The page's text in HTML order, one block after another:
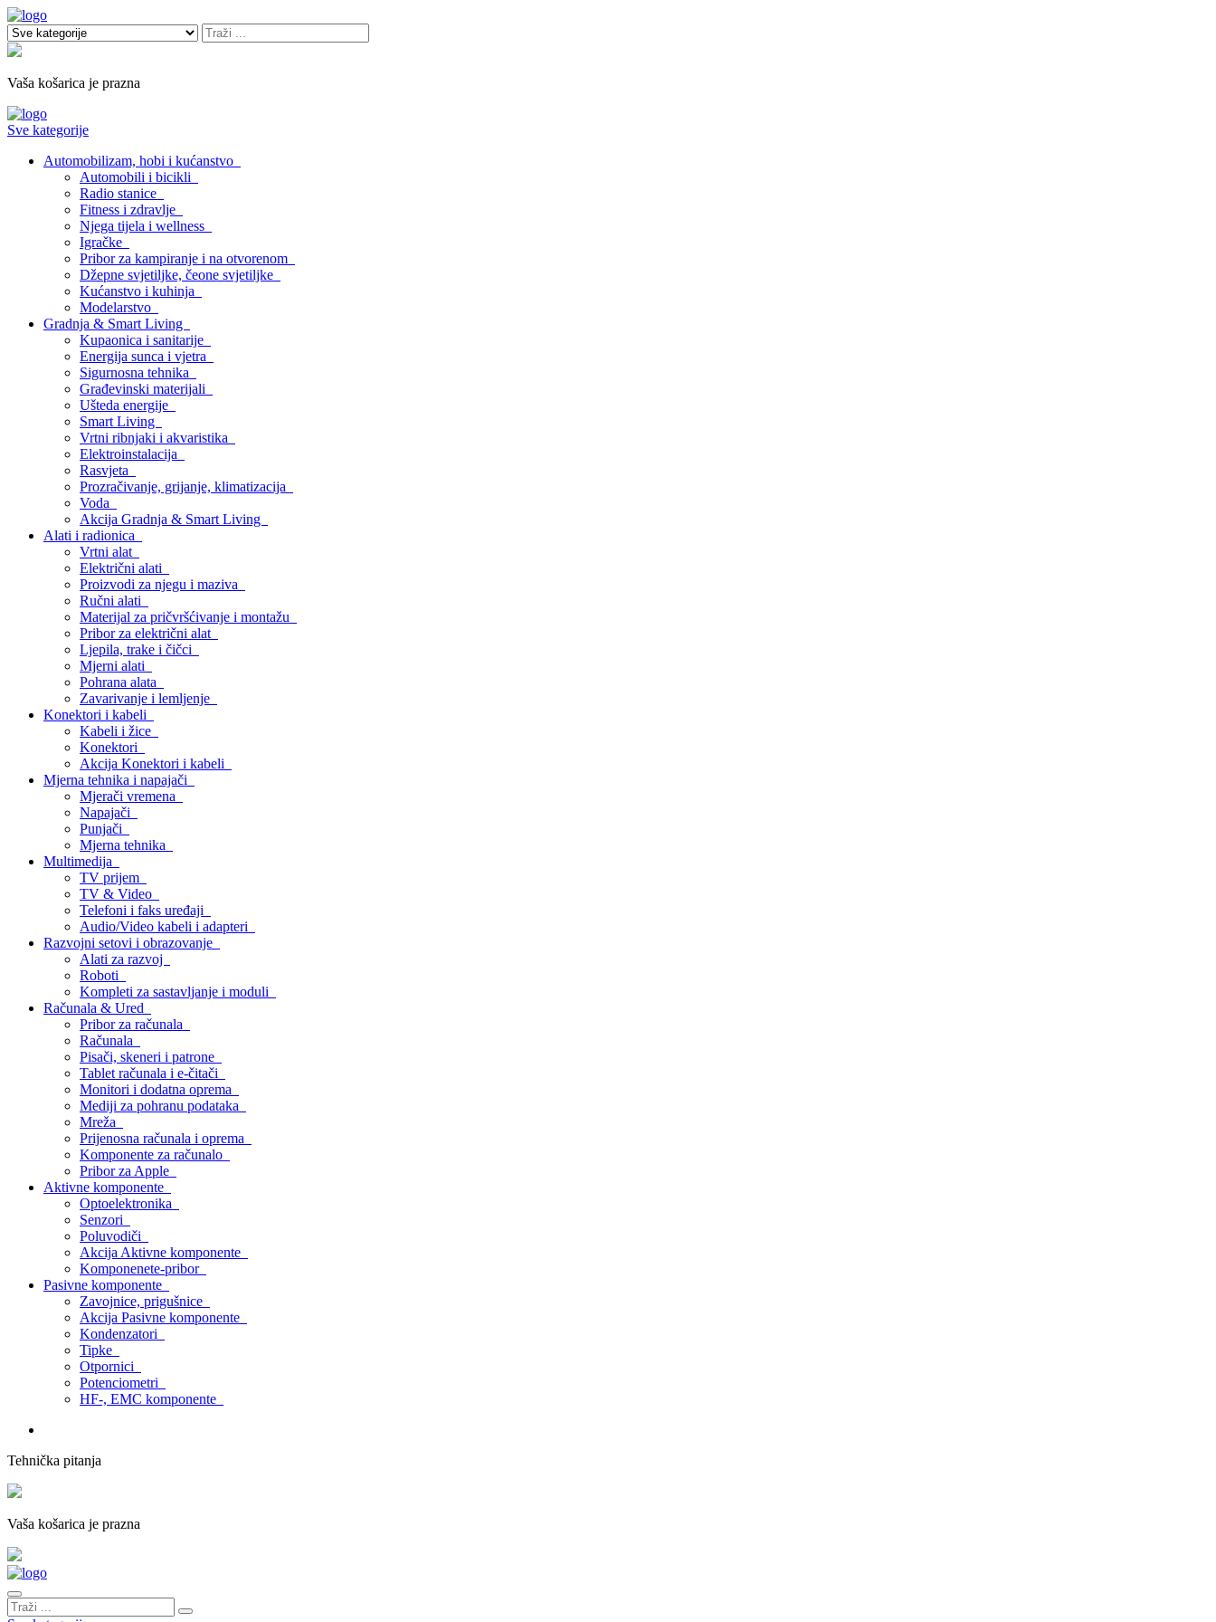
Vaša košarica je prazna
Sve kategorije
Automobilizam, hobi i kućanstvo
Automobili i bicikli
Radio stanice
Fitness i zdravlje
Njega tijela i wellness
Igračke
Pribor za kampiranje i na otvorenom
Džepne svjetiljke, čeone svjetiljke
Kućanstvo i kuhinja
Modelarstvo
Gradnja & Smart Living
Kupaonica i sanitarije
Energija sunca i vjetra
Sigurnosna tehnika
Građevinski materijali
Ušteda energije
Smart Living
Vrtni ribnjaki i akvaristika
Elektroinstalacija
Rasvjeta
Prozračivanje, grijanje, klimatizacija
Voda
Akcija Gradnja & Smart Living
Alati i radionica
Vrtni alat
Električni alati
Proizvodi za njegu i maziva
Ručni alati
Materijal za pričvršćivanje i montažu
Pribor za električni alat
Ljepila, trake i čičci
Mjerni alati
Pohrana alata
Zavarivanje i lemljenje
Konektori i kabeli
Kabeli i žice
Konektori
Akcija Konektori i kabeli
Mjerna tehnika i napajači
Mjerači vremena
Napajači
Punjači
Mjerna tehnika
Multimedija
TV prijem
TV & Video
Telefoni i faks uređaji
Audio/Video kabeli i adapteri
Razvojni setovi i obrazovanje
Alati za razvoj
Roboti
Kompleti za sastavljanje i moduli
Računala & Ured
Pribor za računala
Računala
Pisači, skeneri i patrone
Tablet računala i e-čitači
Monitori i dodatna oprema
Mediji za pohranu podataka
Mreža
Prijenosna računala i oprema
Komponente za računalo
Pribor za Apple
Aktivne komponente
Optoelektronika
Senzori
Poluvodiči
Akcija Aktivne komponente
Komponenete-pribor
Pasivne komponente
Zavojnice, prigušnice
Akcija Pasivne komponente
Kondenzatori
Tipke
Otpornici
Potenciometri
HF-, EMC komponente
Tehnička pitanja
Vaša košarica je prazna